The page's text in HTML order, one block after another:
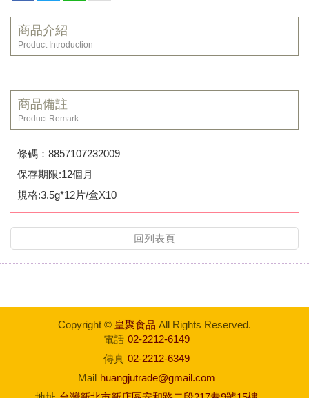
商品介紹
Product Introduction
商品備註
Product Remark
條碼：8857107232009
保存期限:12個月
規格:3.5g*12片/盒X10
回列表頁
Copyright © 皇聚食品 All Rights Reserved.
電話 02-2212-6149
傳真 02-2212-6349
Mail huangjutrade@gmail.com